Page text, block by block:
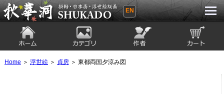
秋華洞 SHUKADO 掛軸・日本画・浮世
EN
Home ＞ 浮世絵＞ 貞房＞ 東都両国夕涼み図